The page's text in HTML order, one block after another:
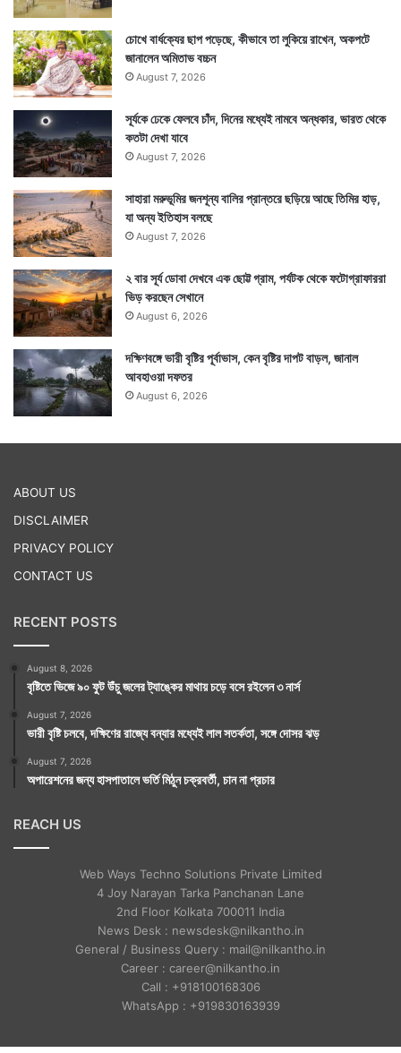
চোখে বার্ধক্যের ছাপ পড়েছে, কীভাবে তা লুকিয়ে রাখেন, অকপটে
জানালেন অমিতাভ বচ্চন
August 7, 2026
সূর্যকে ঢেকে ফেলবে চাঁদ, দিনের মধ্যেই নামবে অন্ধকার, ভারত থেকে
কতটা দেখা যাবে
August 7, 2026
সাহারা মরুভূমির জনশূন্য বালির প্রান্তরে ছড়িয়ে আছে তিমির হাড়,
যা অন্য ইতিহাস বলছে
August 7, 2026
২ বার সূর্য ডোবা দেখবে এক ছোট্ট গ্রাম, পর্যটক থেকে ফটোগ্রাফাররা
ভিড় করছেন সেখানে
August 6, 2026
দক্ষিণবঙ্গে ভারী বৃষ্টির পূর্বাভাস, কেন বৃষ্টির দাপট বাড়ল, জানাল
আবহাওয়া দফতর
August 6, 2026
ABOUT US
DISCLAIMER
PRIVACY POLICY
CONTACT US
RECENT POSTS
August 8, 2026
বৃষ্টিতে ভিজে ৯০ ফুট উঁচু জলের ট্যাঙ্কের মাথায় চড়ে বসে রইলেন ৩ নার্স
August 7, 2026
ভারী বৃষ্টি চলবে, দক্ষিণের রাজ্যে বন্যার মধ্যেই লাল সতর্কতা, সঙ্গে দোসর ঝড়
August 7, 2026
অপারেশনের জন্য হাসপাতালে ভর্তি মিঠুন চক্রবর্তী, চান না প্রচার
REACH US
Web Ways Techno Solutions Private Limited
4 Joy Narayan Tarka Panchanan Lane
2nd Floor Kolkata 700011 India
News Desk : newsdesk@nilkantho.in
General / Business Query : mail@nilkantho.in
Career : career@nilkantho.in
Call : +918100168306
WhatsApp : +919830163939